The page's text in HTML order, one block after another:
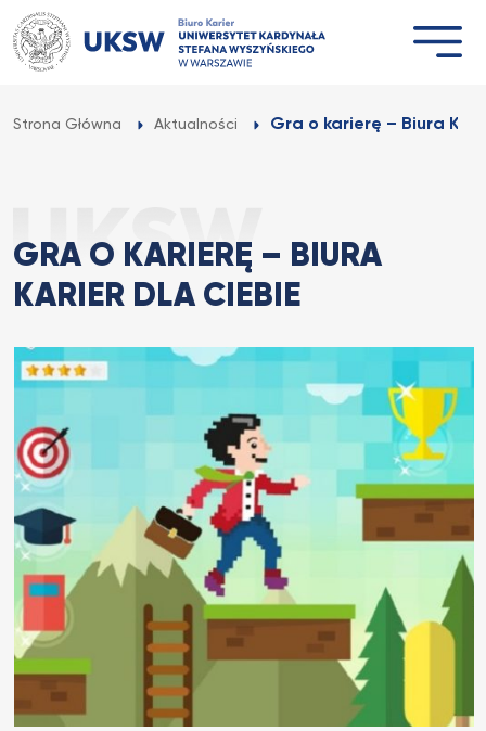
Przejdź
do
treści
Strona Główna Aktualności Gra o karierę – Biura
GRA O KARIERĘ – BIURA
KARIER DLA CIEBIE